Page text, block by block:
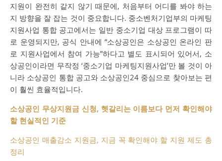
지원이 완전히 같지 않기 때문에, 처음부터 어디를 봐야 하는
지 방향을 잘 잡는 것이 중요합니다. 중소벤처기업부의 마케팅
지원사업 통합 공고에서는 일반 중소기업 대상 프로그램이 따
로 운영되지만, 공식 안내에 “소상공인은 소상공인 온라인 판
로 지원사업에서 참여 가능”하다고 별도 표시되어 있어서, 소
상공인이라면 무작정 ‘중소기업 마케팅지원사업’만 볼 것이 아
니라 소상공인 통합 공고와 소상공인24 중심으로 찾아보는 편
이 훨씬 효율적입니다.
소상공인 무상지원금 신청, 헷갈리는 이름보다 먼저 확인해야
할 현실적인 기준
소상공인 매출감소 지원금, 지금 꼭 확인해야 할 지원 제도 총
정리